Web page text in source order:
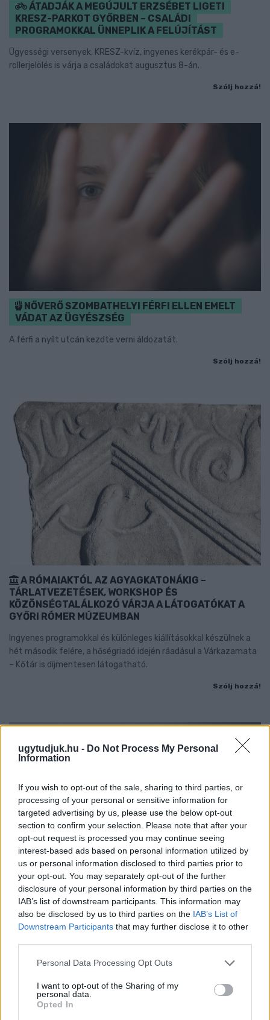
ugytudjuk.hu - Do Not Process My Personal
Information
If you wish to opt-out of the sale, sharing to third parties, or
processing of your personal or sensitive information for
targeted advertising by us, please use the below opt-out
section to confirm your selection. Please note that after your
opt-out request is processed you may continue seeing
interest-based ads based on personal information utilized by
us or personal information disclosed to third parties prior to
your opt-out. You may separately opt-out of the further
disclosure of your personal information by third parties on the
IAB’s list of downstream participants. This information may
also be disclosed by us to third parties on the IAB’s List of
Downstream Participants that may further disclose it to other
Please note that this website/app uses one or more Google
not limited to your visit or usage behaviour. You may click to
grant or deny consent to Google and its third-party tags to
use your data for below specified purposes in below Google
Personal Data Processing Opt Outs
I want to opt-out of the Sharing of my
personal data.
Opted In
ÁTADJÁK A MEGÚJULT ERZSÉBET LIGETI
KRESZ-PARKOT GYŐRBEN – CSALÁDI
PROGRAMOKKAL ÜNNEPLIK A FELÚJÍTÁST
Ügyességi versenyek, KRESZ-kvíz, ingyenes kerékpár- és e-
rollerjelölés is várja a családokat augusztus 8-án.
Szólj hozzá!
NŐVERŐ SZOMBATHELYI FÉRFI ELLEN EMELT
VÁDAT AZ ÜGYÉSZSÉG
A férfi a nyílt utcán kezdte verni áldozatát.
Szólj hozzá!
A RÓMAIAKTÓL AZ AGYAGKATONÁKIG –
TÁRLATVEZETÉSEK, WORKSHOP ÉS
KÖZÖNSÉGTALÁLKOZÓ VÁRJA A LÁTOGATÓKAT A
GYŐRI RÓMER MÚZEUMBAN
Ingyenes programokkal és különleges kiállításokkal készülnek a
hét második felére, a hőségriadó idején ráadásul a Várkazamata
– Kőtár is díjmentesen látogatható.
Szólj hozzá!
CZUNYINÉ HARCA A GMAIL ÉS AZ ÖNKÉNY ELLEN
- LETILTOTTA A GOOGLE A VÉDVONAL LEVELEZŐ
FIÓKJÁT
szolgáltatást használt, hogy megvédje a Fidesz maradékát.
Szólj hozzá!